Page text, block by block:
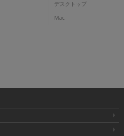
デスクトップ
Mac